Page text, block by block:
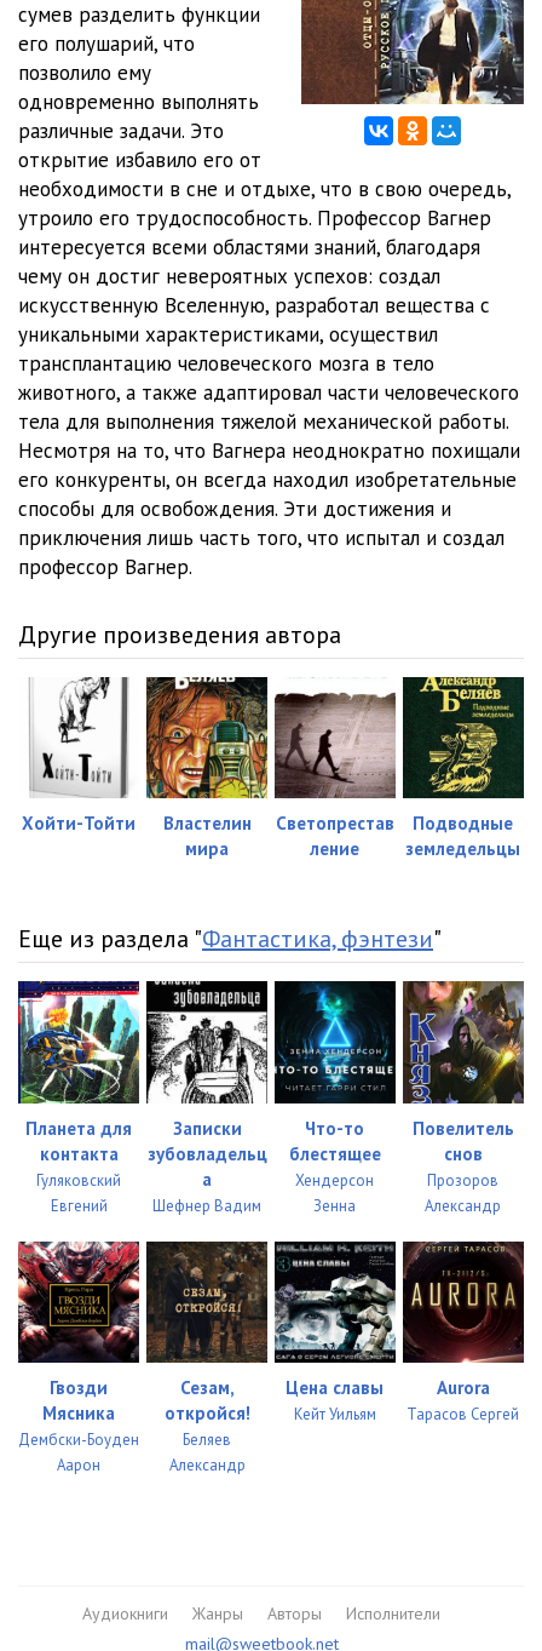
сумев разделить функции
его полушарий, что
позволило ему
одновременно выполнять
различные задачи. Это
открытие избавило его от
необходимости в сне и отдыхе, что в свою очередь,
утроило его трудоспособность. Профессор Вагнер
интересуется всеми областями знаний, благодаря
чему он достиг невероятных успехов: создал
искусственную Вселенную, разработал вещества с
уникальными характеристиками, осуществил
трансплантацию человеческого мозга в тело
животного, а также адаптировал части человеческого
тела для выполнения тяжелой механической работы.
Несмотря на то, что Вагнера неоднократно похищали
его конкуренты, он всегда находил изобретательные
способы для освобождения. Эти достижения и
приключения лишь часть того, что испытал и создал
профессор Вагнер.
Другие произведения автора
Хойти-Тойти
Властелин
мира
Светопрестав
ление
Подводные
земледельцы
Еще из раздела "Фантастика, фэнтези"
Планета для
контакта
Гуляковский
Евгений
Записки
зубовладельц
а
Шефнер Вадим
Что-то
блестящее
Хендерсон
Зенна
Повелитель
снов
Прозоров
Александр
Гвозди
Мясника
Дембски-Боуден
Аарон
Сезам,
откройся!
Беляев
Александр
Цена славы
Кейт Уильям
Aurora
Тарасов Сергей
Аудиокниги Жанры Авторы
Исполнители
mail@sweetbook.net